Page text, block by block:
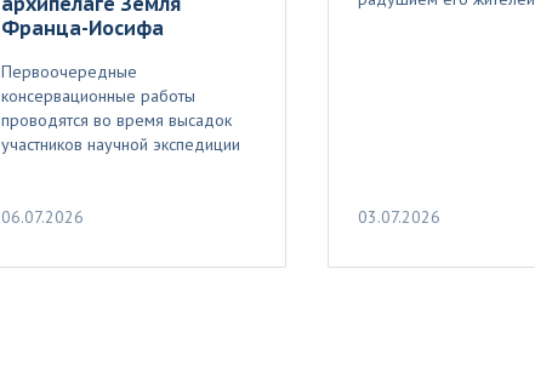
Франца-Иосифа
Первоочередные
консервационные работы
проводятся во время высадок
участников научной экспедиции
06.07.2026 03.07.2026